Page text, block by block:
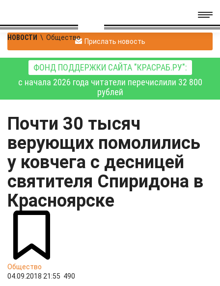
НОВОСТИ \ Общество Прислать новость
ФОНД ПОДДЕРЖКИ САЙТА "КРАСРАБ.РУ":
с начала 2026 года читатели перечислили 32 800
рублей
Почти 30 тысяч
верующих помолились
у ковчега с десницей
святителя Спиридона в
Красноярске
Общество
04.09.2018 21:55 490